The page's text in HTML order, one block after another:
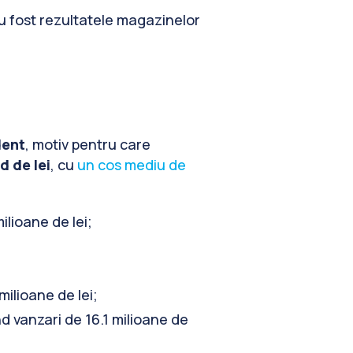
fost rezultatele magazinelor
, motiv pentru care
de lei, cu un cos mediu de
de lei;
de lei;
vanzari de 16.1 milioane de